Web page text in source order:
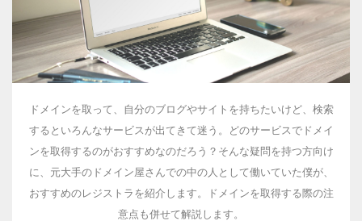
ドメインを取って、自分のブログやサイトを持ちたいけど、検索
するといろんなサービスが出てきて迷う。どのサービスでドメイ
ンを取得するのがおすすめなのだろう？そんな疑問を持つ方向け
に、元大手のドメイン屋さんでの中の人として働いていた僕が、
おすすめのレジストラを紹介します。ドメインを取得する際の注
意点も併せて解説します。